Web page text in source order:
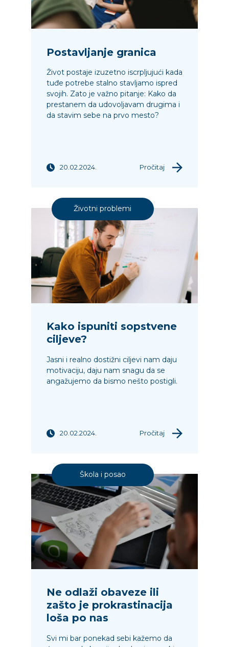
Postavljanje granica
Život postaje izuzetno iscrpljujući kada
tuđe potrebe stalno stavljamo ispred
svojih. Zato je važno pitanje: Kako da
prestanem da udovoljavam drugima i
da stavim sebe na prvo mesto?
20.02.2024. Pročitaj
Životni problemi
Kako ispuniti sopstvene
ciljeve?
Jasni i realno dostižni ciljevi nam daju
motivaciju, daju nam snagu da se
angažujemo da bismo nešto postigli.
20.02.2024. Pročitaj
Škola i posao
Ne odlaži obaveze ili
zašto je prokrastinacija
loša po nas
Svi mi bar ponekad sebi kažemo da